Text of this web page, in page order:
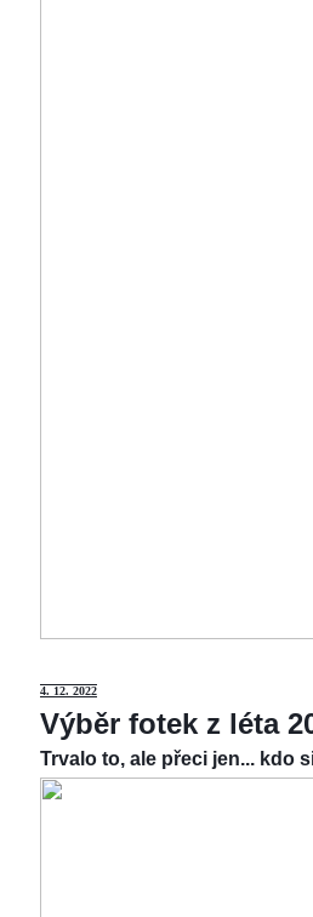
4. 12. 2022
Výběr fotek z léta
Trvalo to, ale přeci jen... kdo